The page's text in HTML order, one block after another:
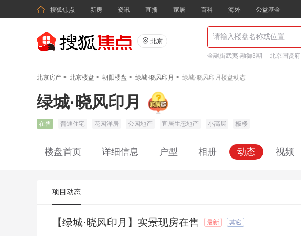
 搜狐焦点 新房 资讯 直播 家居 百科 海外 公益基金
 北京
金融街武夷·融御3期 北京国贤府
北京房产 > 北京楼盘 > 朝阳楼盘 > 绿城·晓风印月 > 绿城·晓风印月楼盘动态
绿城·晓风印月
在售 普通住宅 花园洋房 公园地产 宜居生态地产 小高层 板楼
楼盘首页 详细信息 户型 相册 动态 视频
项目动态
【绿城·晓风印月】实景现房在售 最新 其它